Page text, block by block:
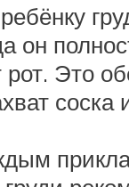
он
рот. Это
соска